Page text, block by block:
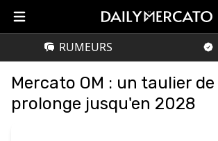
RUMEURS
Mercato OM : un taulier
prolonge jusqu'en 2028